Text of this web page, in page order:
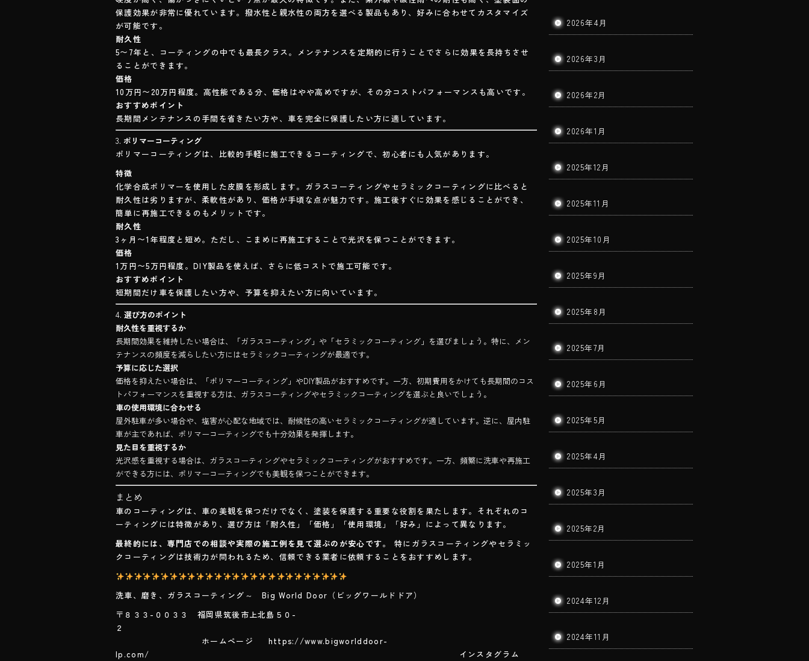
保護効果が非常に優れています。撥水性と親水性の両方を選べる製品もあり、好みに合わせてカスタマイズ
が可能です。
耐久性
5〜7年と、コーティングの中でも最長クラス。メンテナンスを定期的に行うことでさらに効果を長持ちさせ
ることができます。
価格
10万円〜20万円程度。高性能である分、価格はやや高めですが、その分コストパフォーマンスも高いです。
おすすめポイント
長期間メンテナンスの手間を省きたい方や、車を完全に保護したい方に適しています。
3. ポリマーコーティング
ポリマーコーティングは、比較的手軽に施工できるコーティングで、初心者にも人気があります。
特徴
化学合成ポリマーを使用した皮膜を形成します。ガラスコーティングやセラミックコーティングに比べると
耐久性は劣りますが、柔軟性があり、価格が手頃な点が魅力です。施工後すぐに効果を感じることができ、
簡単に再施工できるのもメリットです。
耐久性
3ヶ月〜1年程度と短め。ただし、こまめに再施工することで光沢を保つことができます。
価格
1万円〜5万円程度。DIY製品を使えば、さらに低コストで施工可能です。
おすすめポイント
短期間だけ車を保護したい方や、予算を抑えたい方に向いています。
4. 選び方のポイント
耐久性を重視するか
長期間効果を維持したい場合は、「ガラスコーティング」や「セラミックコーティング」を選びましょう。特に、メン
テナンスの頻度を減らしたい方にはセラミックコーティングが最適です。
予算に応じた選択
価格を抑えたい場合は、「ポリマーコーティング」やDIY製品がおすすめです。一方、初期費用をかけても長期間のコス
トパフォーマンスを重視する方は、ガラスコーティングやセラミックコーティングを選ぶと良いでしょう。
車の使用環境に合わせる
屋外駐車が多い場合や、塩害が心配な地域では、耐候性の高いセラミックコーティングが適しています。逆に、屋内駐
車が主であれば、ポリマーコーティングでも十分効果を発揮します。
見た目を重視するか
光沢感を重視する場合は、ガラスコーティングやセラミックコーティングがおすすめです。一方、頻繁に洗車や再施工
ができる方には、ポリマーコーティングでも美観を保つことができます。
まとめ
車のコーティングは、車の美観を保つだけでなく、塗装を保護する重要な役割を果たします。それぞれのコ
ーティングには特徴があり、選び方は「耐久性」「価格」「使用環境」「好み」によって異なります。
最終的には、専門店での相談や実際の施工例を見て選ぶのが安心です。
特にガラスコーティングやセラミッ
クコーティングは技術力が問われるため、信頼できる業者に依頼することをおすすめします。
洗車、磨き、ガラスコーティング～ Big World Door（ビッグワールドドア）
〒８３３-００３３ 福岡県筑後市上北島５０-
２
ホームページ https://www.bigworlddoor-
lp.com/ インスタグラム
2026年4月
2026年3月
2026年2月
2026年1月
2025年12月
2025年11月
2025年10月
2025年9月
2025年8月
2025年7月
2025年6月
2025年5月
2025年4月
2025年3月
2025年2月
2025年1月
2024年12月
2024年11月